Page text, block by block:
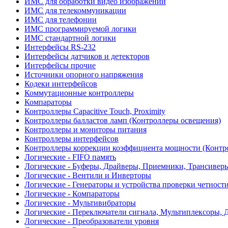
ИМС для телекоммуникации
ИМС для телефонии
ИМС программируемой логики
ИМС стандартной логики
Интерфейсы RS-232
Интерфейсы датчиков и детекторов
Интерфейсы прочие
Источники опорного напряжения
Кодеки интерфейсов
Коммутационные контроллеры
Компараторы
Контроллеры Capacitive Touch, Proximity
Контроллеры балластов ламп (Контроллеры освещения)
Контроллеры и мониторы питания
Контроллеры интерфейсов
Контроллеры коррекции коэффициента мощности
Логические - FIFO память
Логические - Буферы, Драйверы, Приемники,
Логические - Вентили и Инверторы
Логические - Генераторы и устройства проверки четности
Логические - Компараторы
Логические - Мультивибраторы
Логические - Переключатели сигнала, Мультиплексоры,
Логические - Преобразователи уровня